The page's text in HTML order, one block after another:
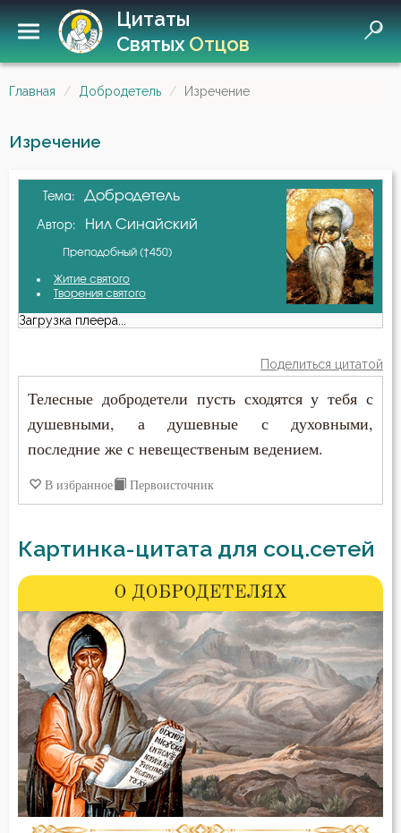
Цитаты
СвятыхОтцов
Главная Добродетель Изречение
Изречение
Тема: Добродетель
Автор: Нил Синайский
Преподобный (†450)
Житие святого
Творения святого
Загрузка плеера...
Поделиться цитатой
Телесные добродетели пусть сходятся у тебя с
душевными, а душевные с духовными,
последние же с невещественым ведением.
В избранное Первоисточник
Картинка-цитата для соц.сетей